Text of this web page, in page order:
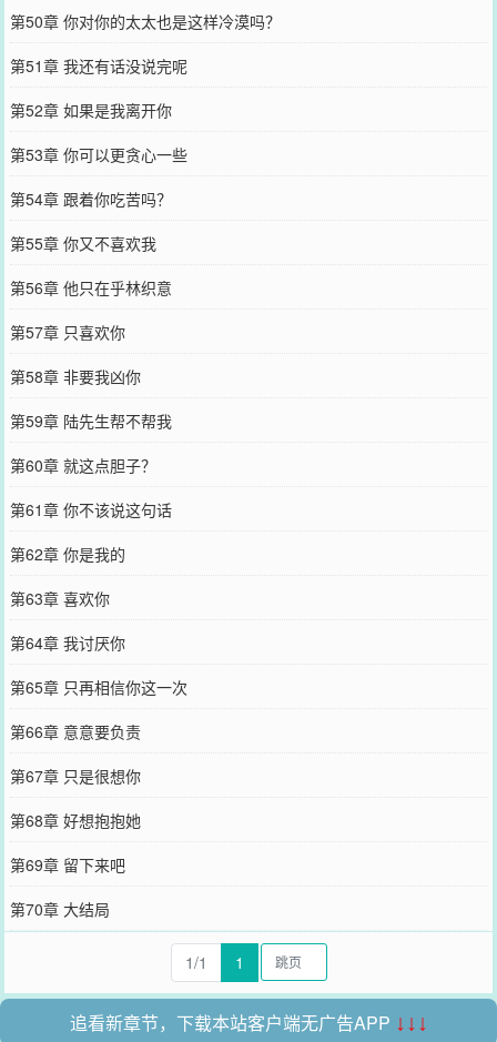
第50章 你对你的太太也是这样冷漠吗？
第51章 我还有话没说完呢
第52章 如果是我离开你
第53章 你可以更贪心一些
第54章 跟着你吃苦吗？
第55章 你又不喜欢我
第56章 他只在乎林织意
第57章 只喜欢你
第58章 非要我凶你
第59章 陆先生帮不帮我
第60章 就这点胆子？
第61章 你不该说这句话
第62章 你是我的
第63章 喜欢你
第64章 我讨厌你
第65章 只再相信你这一次
第66章 意意要负责
第67章 只是很想你
第68章 好想抱抱她
第69章 留下来吧
第70章 大结局
1/1 1
追看新章节，下载本站客户端无广告APP ↓↓↓